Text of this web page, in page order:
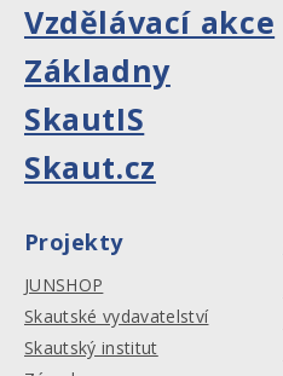
Vzdělávací akce
Základny
SkautIS
Skaut.cz
Projekty
JUNSHOP
Skautské vydavatelství
Skautský institut